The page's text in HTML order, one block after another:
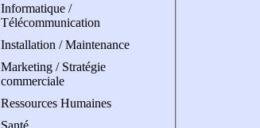
Informatique /
Télécommunication
Installation / Maintenance
Marketing / Stratégie
commerciale
Ressources Humaines
Santé